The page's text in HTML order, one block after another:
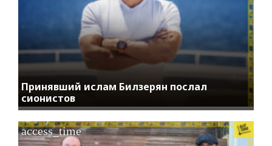
Принявший ислам Билзерян послал
сионистов
access_time